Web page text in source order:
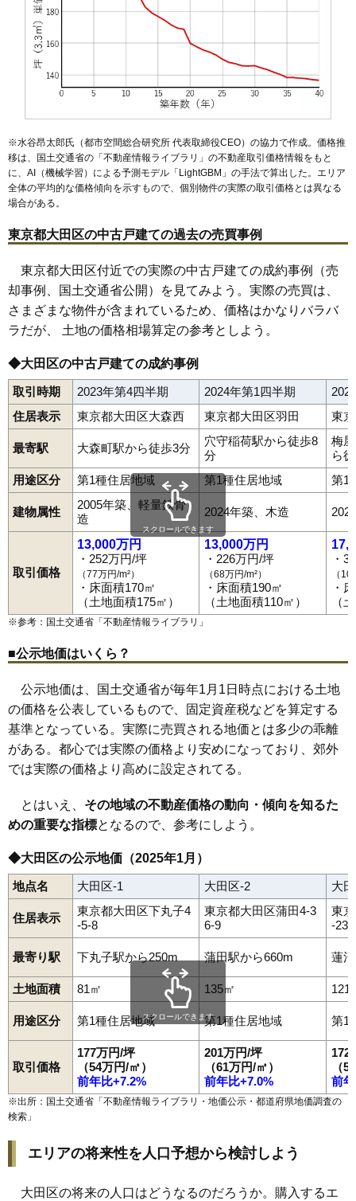
※水谷昂太郎氏（都市空間総合研究所 代表取締役CEO）の協力で作成。価格推
移は、国土交通省の「 不動産情報ライブラリ 」の不動産取引価格情報をもと
に、AI（機械学習）による予測モデル「LightGBM」の手法で算出した。エリア
全体の平均的な価格傾向を示すもので、個別物件の実際の取引価格とは異なる
場合がある。
東京都大田区の中古戸建ての過去の売買事例
東京都大田区付近での実際の中古戸建ての成約事例（売
却事例、国土交通省公開）を見てみよう。実際の売買は、
さまざまな物件が含まれているため、価格はかなりバラバ
ラだが、 土地の価格相場算定の参考としよう。
◆大田区の中古戸建ての成約事例
取引時期 2023年第4四半期 2024年第1四半期
住居表示
東京都大田区大森西 東京都大田区羽田 東
最寄駅 大森町駅から徒歩3分
穴守稲荷駅から徒歩8
分
梅
ら
用途区分
第1種住居地域 第1種住居地域 第1
建物属性
2005年築、軽量鉄骨
造
2024年築、木造
取引価格
13,000万円
・252万円/坪
（77万円/m²）
・床面積170㎡
（土地面積175㎡）
13,000万円
・226万円/坪
（68万円/m²）
・床面積190㎡
（土地面積110㎡）
・
（
・
（
スクロールできます
※参考：国土交通省「 不動産情報ライブラリ 」
■公示地価はいくら？
公示地価は、国土交通省が毎年1月1日時点における土地
の価格を公表しているもので、固定資産税などを算定する
基準となっている。実際に売買される地価とは多少の乖離
がある。都心では実際の価格より安めになっており、郊外
では実際の価格より高めに設定されてる。
とはいえ、 その地域の不動産価格の動向・傾向を知るた
めの重要な指標となるので、参考にしよう。
◆大田区の公示地価（2025年1月）
地点名 大田区-1 大田区-2 大
住居表示
東京都大田区下丸子4
-5-8
東京都大田区蒲田4-3
6-9
東
-23-
最寄り駅 下丸子駅から250m 蒲田駅から660m 蓮
土地面積 81㎡ 135㎡ 121
用途区分 第1種住居地域 第1種住居地域 第1
取引価格
177万円/坪
（54万円/㎡）
前年比+7.2%
201万円/坪
（61万円/㎡）
前年比+7.0%
172
（
前
スクロールできます
※出所：国土交通省「 不動産情報ライブラリ・地価公示・都道府県地価調査の
検索 」
エリアの将来性を人口予想から検討しよう
大田区の将来の人口はどうなるのだろうか。購入するエ